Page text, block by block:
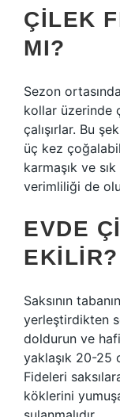
ÇILEK
MI?
Sezon
kollar üzerinde
çalışırlar. Bu
üç kez
karmaşık ve
verimliliği de
EVDE
EKILIR?
Saksının
yerleştirdikten
doldurun ve
yaklaşık 20-25
Fideleri
köklerini